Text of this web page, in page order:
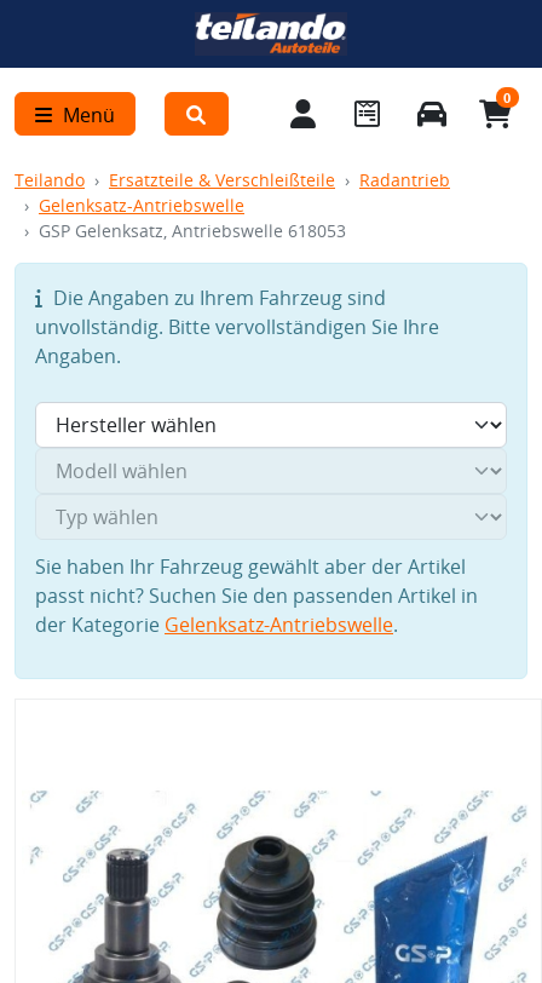
Menü
0
Teilando Ersatzteile & Verschleißteile
Radantrieb
Gelenksatz-Antriebswelle
GSP Gelenksatz, Antriebswelle 618053
Die Angaben zu Ihrem Fahrzeug sind
unvollständig. Bitte vervollständigen Sie Ihre
Angaben.
Sie haben Ihr Fahrzeug gewählt aber der Artikel
passt nicht? Suchen Sie den passenden Artikel in
der Kategorie Gelenksatz-Antriebswelle.